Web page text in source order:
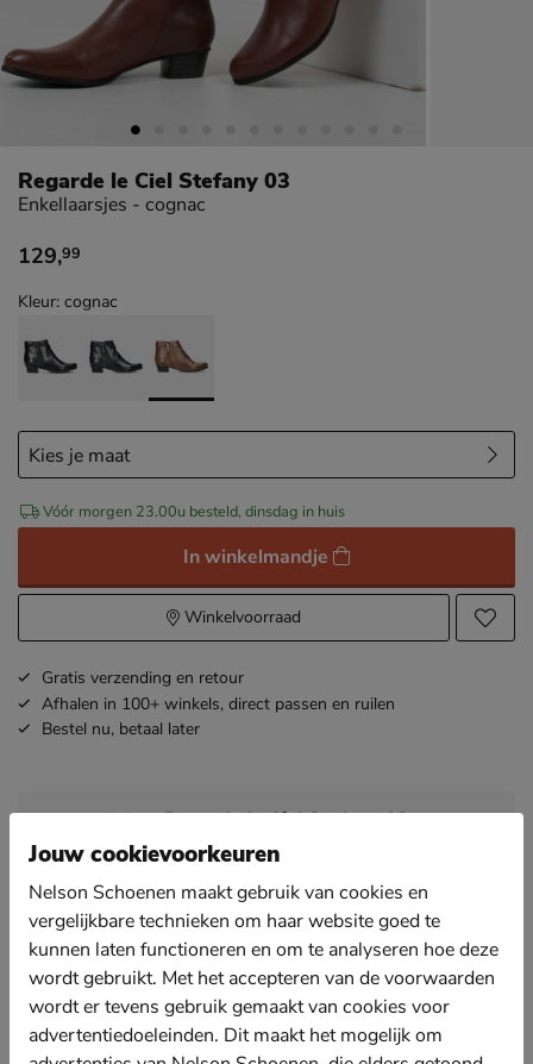
Regarde le Ciel Stefany 03
Enkellaarsjes - cognac
€ 129,99
129,99
Kleur: cognac
Vóór morgen 23.00u besteld, dinsdag in huis
In winkelmandje
Winkelvoorraad
Gratis verzending en retour
Afhalen in 100+ winkels, direct passen en ruilen
Bestel nu, betaal later
Omschrijving Regarde le Ciel Stefany 03
Artikelnummer 1254107310-63
Regarde Le Ciel Stefany 03 dames enkellaars
Maak je outfit af met deze elegante enkellaarsjes van
Regarde Le Ciel.
Uitgevoerd in zeer zacht leer dat de vorm van de voet
aanneemt en zo de ideale pasvorm creëert.
Gevoerd met zacht textiel dat een aangenaam
Jouw cookievoorkeuren
Nelson Schoenen maakt gebruik van cookies en
vergelijkbare technieken om haar website goed te
kunnen laten functioneren en om te analyseren hoe deze
wordt gebruikt. Met het accepteren van de voorwaarden
wordt er tevens gebruik gemaakt van cookies voor
advertentiedoeleinden. Dit maakt het mogelijk om